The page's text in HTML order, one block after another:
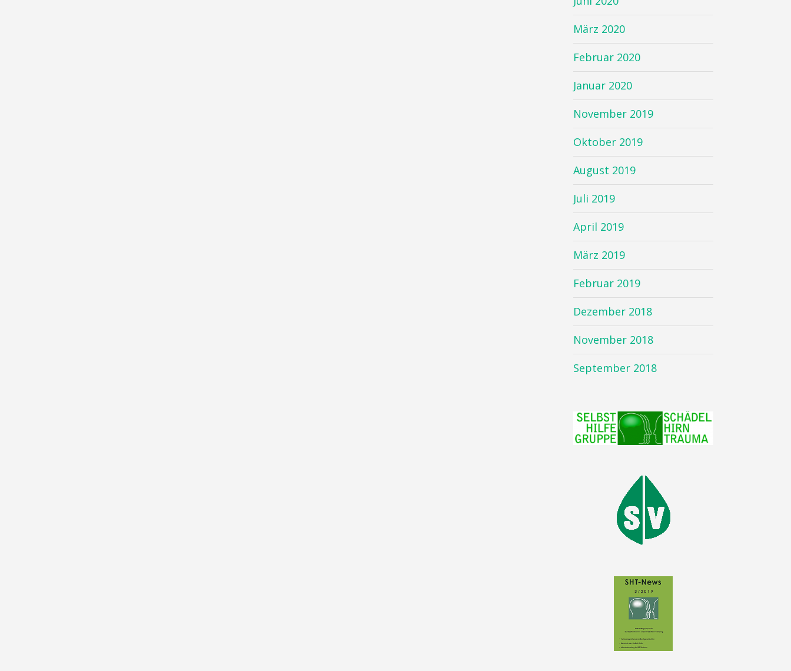
März 2020
Februar 2020
Januar 2020
November 2019
Oktober 2019
August 2019
Juli 2019
April 2019
März 2019
Februar 2019
Dezember 2018
November 2018
September 2018